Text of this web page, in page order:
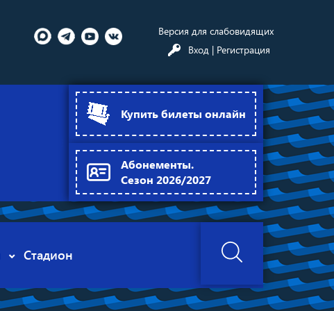
Версия для слабовидящих
Вход | Регистрация
Купить билеты онлайн
Абонементы.
Сезон 2026/2027
Стадион